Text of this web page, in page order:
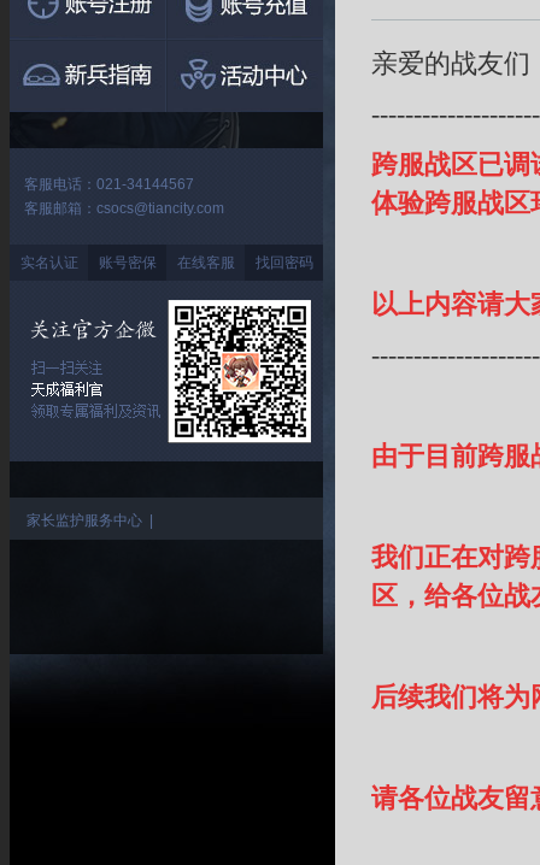
亲爱的战友们
跨服战区已调
体验跨服战区
以上内容请
由于目前跨服
我们正在对跨
区，给各位
后续我们将
请各位战友留
客服电话：021-34144567
客服邮箱：csocs@tiancity.com
实名认证 账号密保 在线客服 找回密码
家长监护服务中心